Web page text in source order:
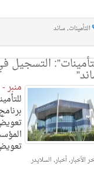
التأمينات, ساند
منبر
الأخبار,أخبار, السلايدر